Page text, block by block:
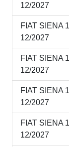
12/2027
FIAT SIENA
12/2027
FIAT SIENA
12/2027
FIAT SIENA
12/2027
FIAT SIENA
12/2027